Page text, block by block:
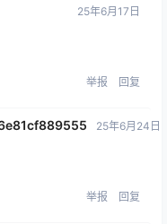
25年6月17日
举报 回复
25年6月24日
举报 回复